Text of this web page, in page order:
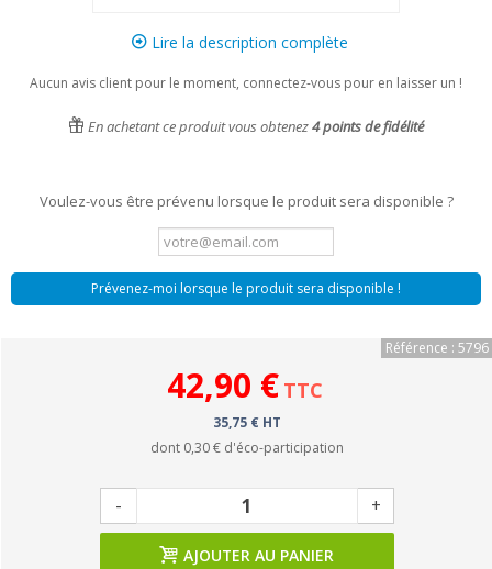
Lire la description complète
Aucun avis client pour le moment, connectez-vous pour en laisser un !
En achetant ce produit vous obtenez4points de fidélité
Voulez-vous être prévenu lorsque le produit sera disponible ?
Prévenez-moi lorsque le produit sera disponible !
Référence : 5796
42,90 € TTC
35,75 € HT
dont 0,30 € d'éco-participation
- +
AJOUTER AU PANIER